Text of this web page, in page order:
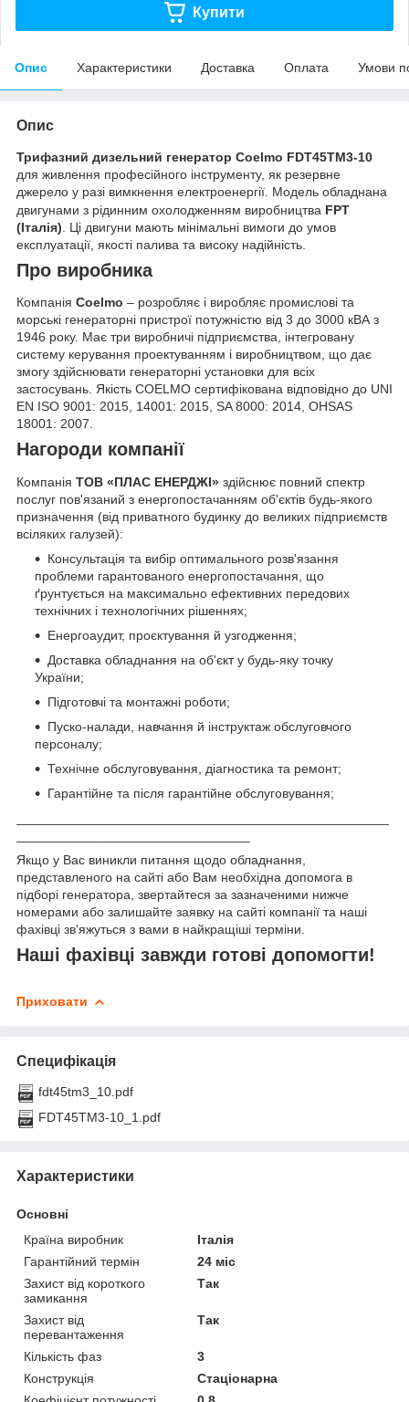
Купити
Опис Характеристики Доставка Оплата Умови
Опис
Трифазний дизельний генератор Coelmo FDT45TM3-10
для живлення професійного інструменту, як резервне
джерело у разі вимкнення електроенергії. Модель обладнана
двигунами з рідинним охолодженням виробництва FPT
(Італія) . Ці двигуни мають мінімальні вимоги до умов
експлуатації, якості палива та високу надійність.
Про виробника
Компанія Coelmo – розробляє і виробляє промислові та
морські генераторні пристрої потужністю від 3 до 3000 кВА з
1946 року. Має три виробничі підприємства, інтегровану
систему керування проектуванням і виробництвом, що дає
змогу здійснювати генераторні установки для всіх
застосувань. Якість COELMO сертифікована відповідно до UNI
EN ISO 9001: 2015, 14001: 2015, SA 8000: 2014, OHSAS
18001: 2007.
Нагороди компанії
Компанія ТОВ «ПЛАС ЕНЕРДЖІ» здійснює повний спектр
послуг пов'язаний з енергопостачанням об'єктів будь-якого
призначення (від приватного будинку до великих підприємств
всіляких галузей):
Консультація та вибір оптимального розв'язання
проблеми гарантованого енергопостачання, що
ґрунтується на максимально ефективних передових
технічних і технологічних рішеннях;
Енергоаудит, проєктування й узгодження;
Доставка обладнання на об'єкт у будь-яку точку
України;
Підготовчі та монтажні роботи;
Пуско-налади, навчання й інструктаж обслуговчого
персоналу;
Технічне обслуговування, діагностика та ремонт;
Гарантійне та після гарантійне обслуговування;
Якщо у Вас виникли питання щодо обладнання,
представленого на сайті або Вам необхідна допомога в
підборі генератора, звертайтеся за зазначеними нижче
номерами або залишайте заявку на сайті компанії та наші
фахівці зв'яжуться з вами в найкращіші терміни.
Наші фахівці завжди готові допомогти!
Приховати
Специфікація
fdt45tm3_10.pdf
FDT45TM3-10_1.pdf
Характеристики
Основні
Країна виробник
Італія
Гарантійний термін
24 міс
Захист від короткого
замикання
Так
Захист від
перевантаження
Так
Кількість фаз
3
Конструкція
Стаціонарна